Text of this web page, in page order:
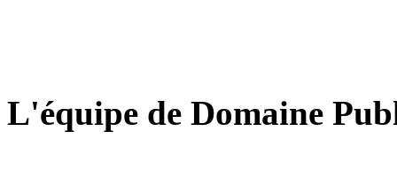
L'équipe de Domaine